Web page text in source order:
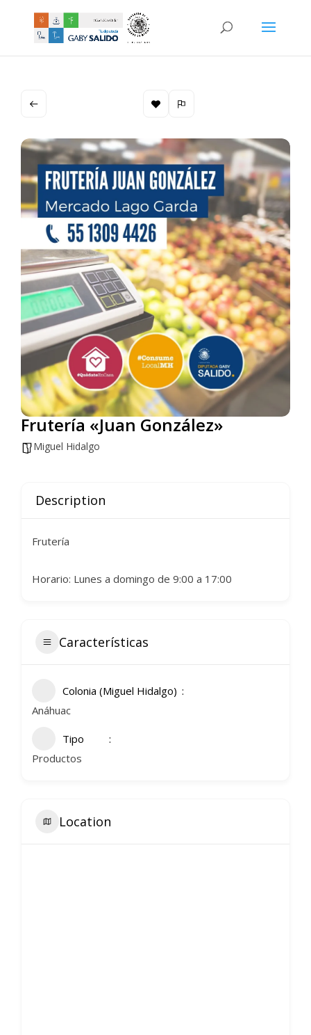
Frutería «Juan González»
Miguel Hidalgo
Description
Frutería
Horario: Lunes a domingo de 9:00 a 17:00
Características
Colonia (Miguel Hidalgo)
Anáhuac
Tipo
Productos
Location